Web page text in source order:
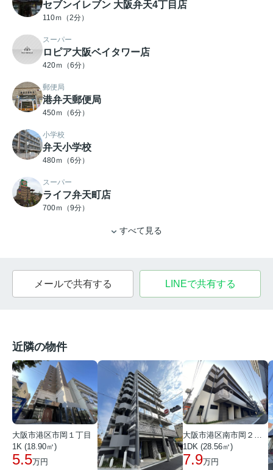
セブンイレブン 大阪弁天4丁目店
110ｍ（2分）
スーパー
ロピア大阪ベイタワー店
420ｍ（6分）
郵便局
港弁天郵便局
450ｍ（6分）
小学校
弁天小学校
480ｍ（6分）
スーパー
ライフ弁天町店
700ｍ（9分）
すべて見る
メールで共有する LINEで共有する
近隣の物件
大阪市港区市岡１丁目
1K (18.90㎡)
5.5万円
大阪市港区南市岡２丁目
1DK (28.56㎡)
7.9万円